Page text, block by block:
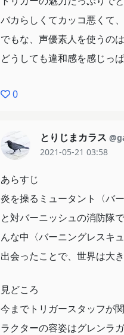
改めて見ていると、色々気
街中では四角張ったデザイ
て対照的に描かれていたん
劇中でも言及されてるがガ
リオから知らされたクレイ
が、虚実織り交ぜて丸め込
ただ、地下のバーニッシュ
がバカだという自覚を確り
何がわかる！」からの会話
いると思ったら盲信せずに
なるような世界になって欲し
バカらしくてカッコ悪くて
でもな、声優素人を使うの
どうしても違和感を感じっ
0
とりじまカラス
2021-05-21 03:58
あらすじ
炎を操るミュータント〈バ
と対バーニッシュの消防隊
んな中〈バーニングレスキ
出会ったことで、世界は大
見どころ
今までトリガースタッフが
ラクターの容姿はグレンラ